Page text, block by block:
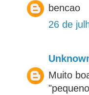
bencao
26 de
Muito